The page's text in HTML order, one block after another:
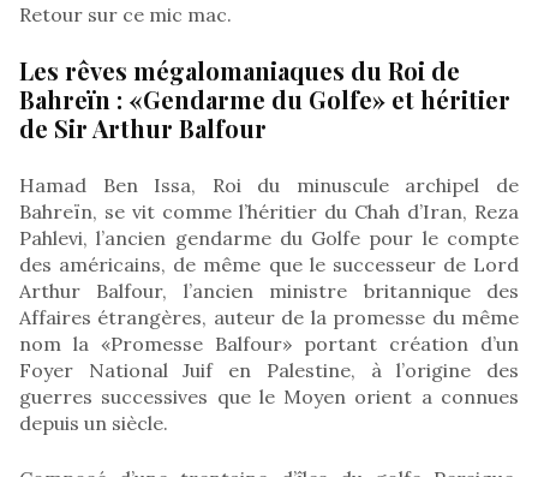
Retour sur ce mic mac.
Les rêves mégalomaniaques du Roi de
Bahreïn : «Gendarme du Golfe» et héritier
de Sir Arthur Balfour
Hamad Ben Issa, Roi du minuscule archipel de
Bahreïn, se vit comme l’héritier du Chah d’Iran, Reza
Pahlevi, l’ancien gendarme du Golfe pour le compte
des américains, de même que le successeur de Lord
Arthur Balfour, l’ancien ministre britannique des
Affaires étrangères, auteur de la promesse du même
nom la «Promesse Balfour» portant création d’un
Foyer National Juif en Palestine, à l’origine des
guerres successives que le Moyen orient a connues
depuis un siècle.